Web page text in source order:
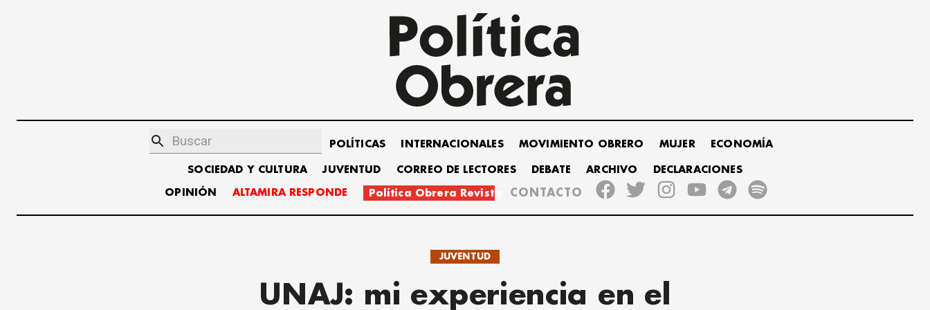
POLÍTICAS INTERNACIONALES MOVIMIENTO OBRERO MUJER ECONOMÍA
SOCIEDAD Y CULTURA JUVENTUD CORREO DE LECTORES DEBATE ARCHIVO DECLARACIONES
OPINIÓN ALTAMIRA RESPONDE Política Obrera Revista CONTACTO
JUVENTUD
UNAJ: mi experiencia en el